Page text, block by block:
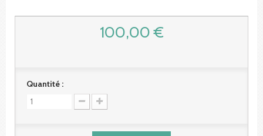
100,00 €
Quantité :